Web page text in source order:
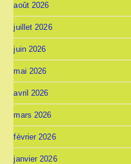
août 2026
juillet 2026
juin 2026
mai 2026
avril 2026
mars 2026
février 2026
janvier 2026